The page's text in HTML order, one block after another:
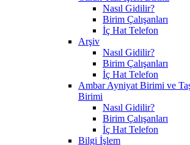
Nasıl Gidilir?
Birim Çalışanları
İç Hat Telefon
Arşiv
Nasıl Gidilir?
Birim Çalışanları
İç Hat Telefon
Ambar Ayniyat Birimi ve
Birimi
Nasıl Gidilir?
Birim Çalışanları
İç Hat Telefon
Bilgi İşlem